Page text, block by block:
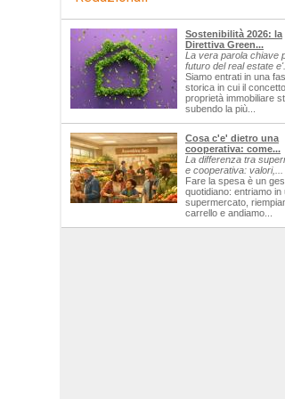
Sostenibilità 2026: la
Direttiva Green...
La vera parola chiave
futuro del real estate e'...
Siamo entrati in una
storica in cui il
proprietà immobiliare
subendo la più...
Cosa c'e' dietro una
cooperativa: come...
La differenza tra
e cooperativa: valori,...
Fare la spesa è un
quotidiano: entriamo in
supermercato,
carrello e andiamo...